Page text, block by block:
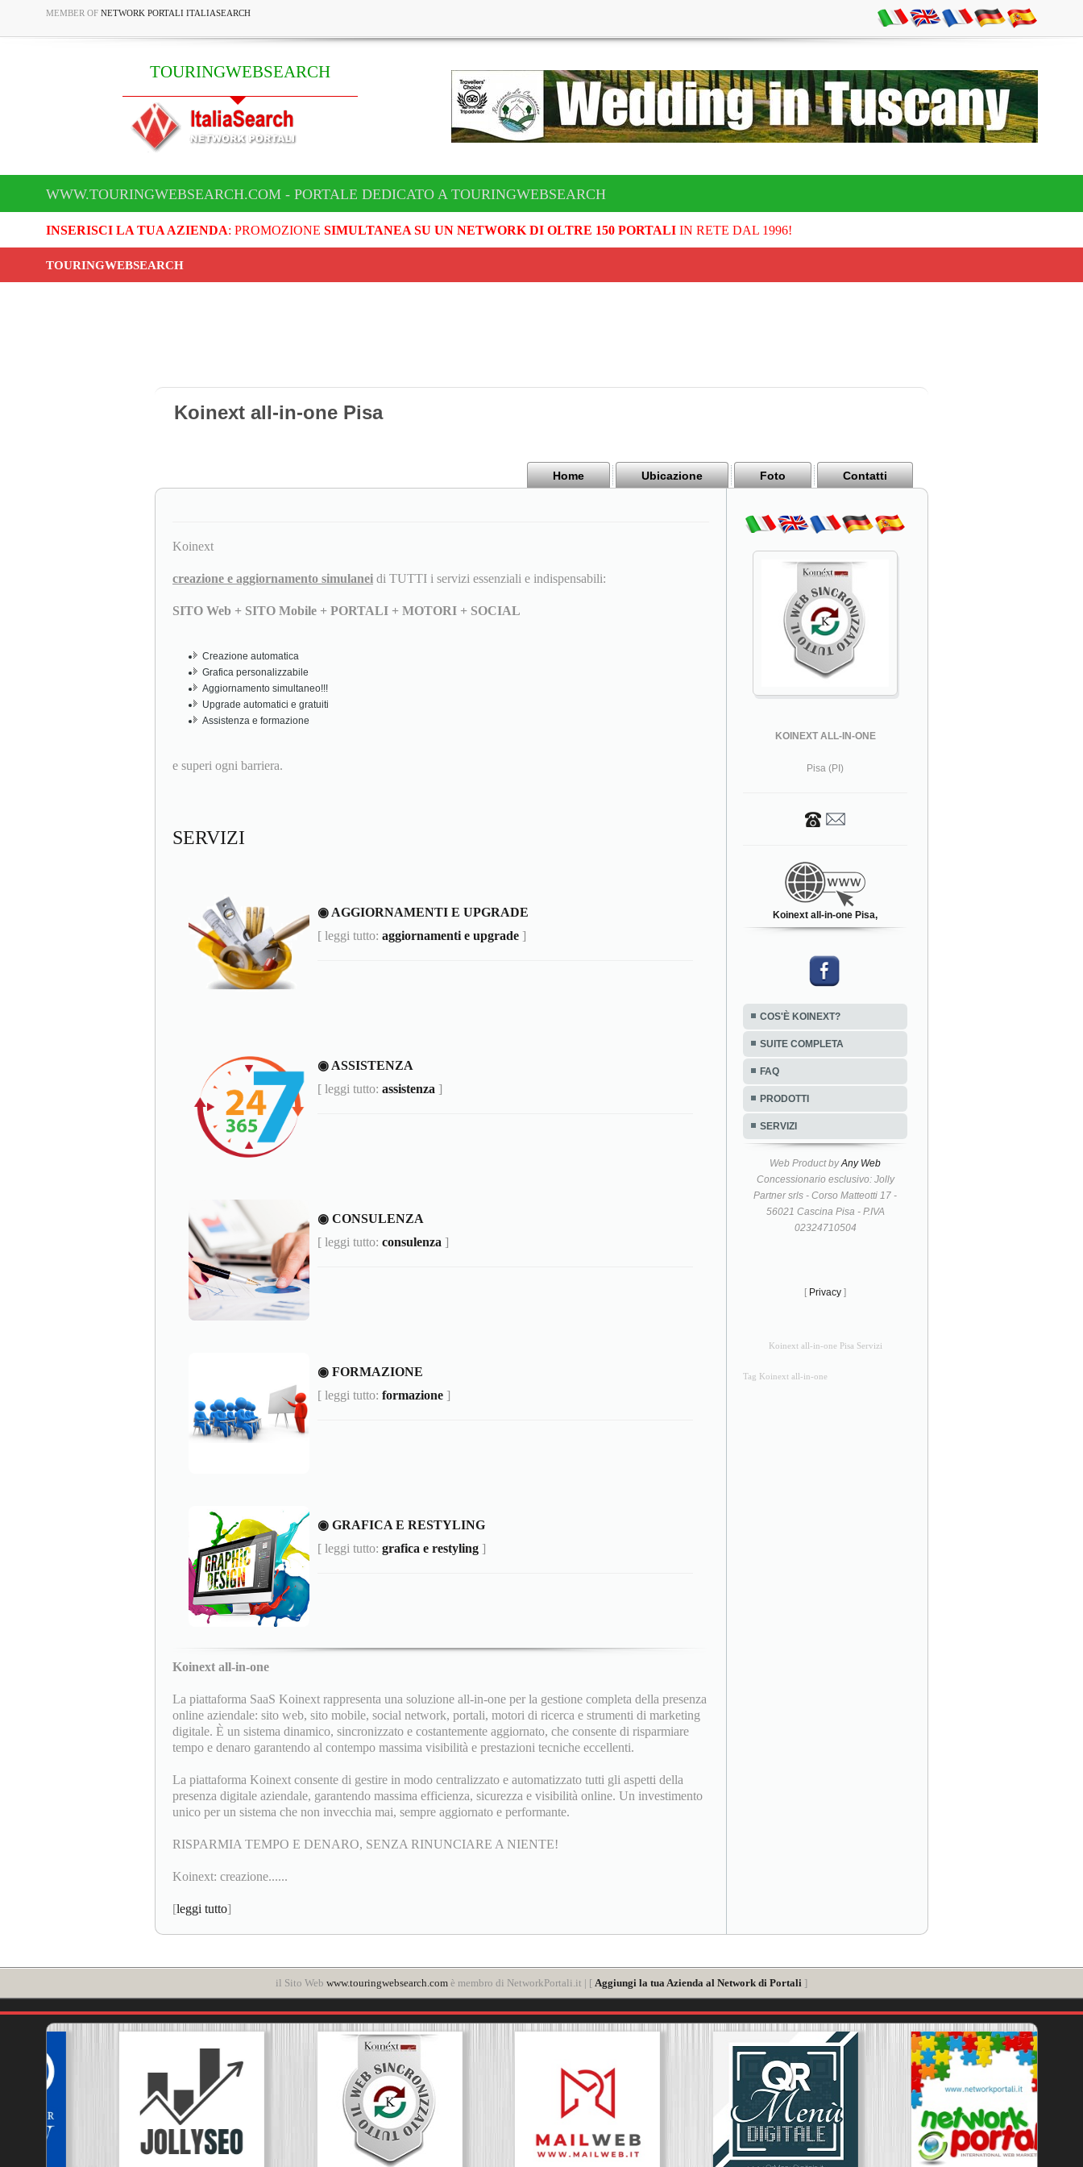
MEMBER OF NETWORK PORTALI ITALIASEARCH
TOURINGWEBSEARCH
WWW.TOURINGWEBSEARCH.COM - PORTALE DEDICATO A TOURINGWEBSEARCH
INSERISCI LA TUA AZIENDA: PROMOZIONE SIMULTANEA SU UN NETWORK DI OLTRE 150 PORTALIIN RETE DAL 1996!
TOURINGWEBSEARCH
Koinext all-in-one Pisa
Home Ubicazione Foto Contatti
Koinext
creazione e aggiornamento simulanei di TUTTI i servizi essenziali e indispensabili:
SITO Web + SITO Mobile + PORTALI + MOTORI + SOCIAL
Creazione automatica
Grafica personalizzabile
Aggiornamento simultaneo!!!
Upgrade automatici e gratuiti
Assistenza e formazione
e superi ogni barriera.
SERVIZI
◉ AGGIORNAMENTI E UPGRADE
[ leggi tutto: aggiornamenti e upgrade ]
◉ ASSISTENZA
[ leggi tutto: assistenza ]
◉ CONSULENZA
[ leggi tutto: consulenza ]
◉ FORMAZIONE
[ leggi tutto: formazione ]
◉ GRAFICA E RESTYLING
[ leggi tutto: grafica e restyling ]
Koinext all-in-one
La piattaforma SaaS Koinext rappresenta una soluzione all-in-one per la gestione completa della presenza
online aziendale: sito web, sito mobile, social network, portali, motori di ricerca e strumenti di marketing
digitale. È un sistema dinamico, sincronizzato e costantemente aggiornato, che consente di risparmiare
tempo e denaro garantendo al contempo massima visibilità e prestazioni tecniche eccellenti.
La piattaforma Koinext consente di gestire in modo centralizzato e automatizzato tutti gli aspetti della
presenza digitale aziendale, garantendo massima efficienza, sicurezza e visibilità online. Un investimento
unico per un sistema che non invecchia mai, sempre aggiornato e performante.
RISPARMIA TEMPO E DENARO, SENZA RINUNCIARE A NIENTE!
Koinext: creazione......
[leggi tutto]
KOINEXT ALL-IN-ONE
Pisa (PI)
Koinext all-in-one Pisa,
COS'È KOINEXT?
SUITE COMPLETA
FAQ
PRODOTTI
SERVIZI
Web Product byAny Web
Concessionario esclusivo: Jolly
Partner srls - Corso Matteotti 17 -
56021 Cascina Pisa - P.IVA
02324710504
[ Privacy ]
Koinext all-in-one Pisa Servizi
Tag Koinext all-in-one
il Sito Web www.touringwebsearch.com è membro di NetworkPortali.it | [ Aggiungi la tua Azienda al Network di Portali ]